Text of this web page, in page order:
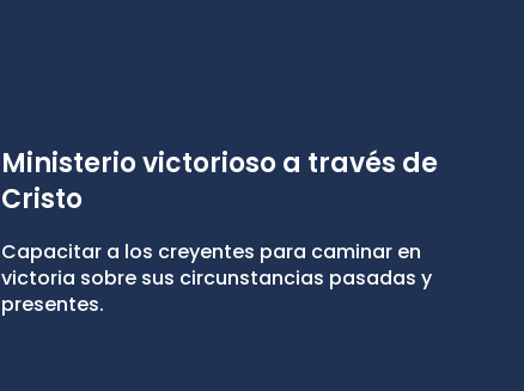
Ministerio victorioso a través de
Cristo
Capacitar a los creyentes para caminar en
victoria sobre sus circunstancias pasadas y
presentes.